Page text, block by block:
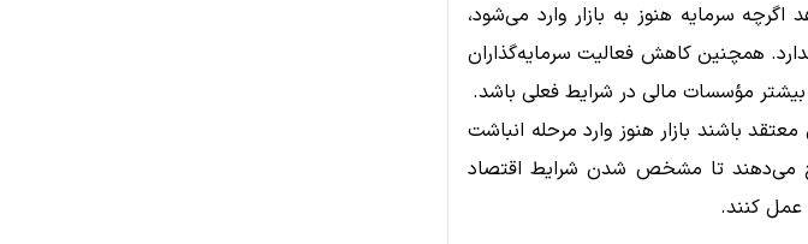
سرمایه هنوز به بازار وارد می‌شود،
همچنین کاهش فعالیت سرمایه‌گذاران
بیشتر مؤسسات مالی در شرایط فعلی باشد.
باشند بازار هنوز وارد مرحله انباشت
می‌دهند تا مشخص شدن شرایط اقتصاد
عمل کنند.